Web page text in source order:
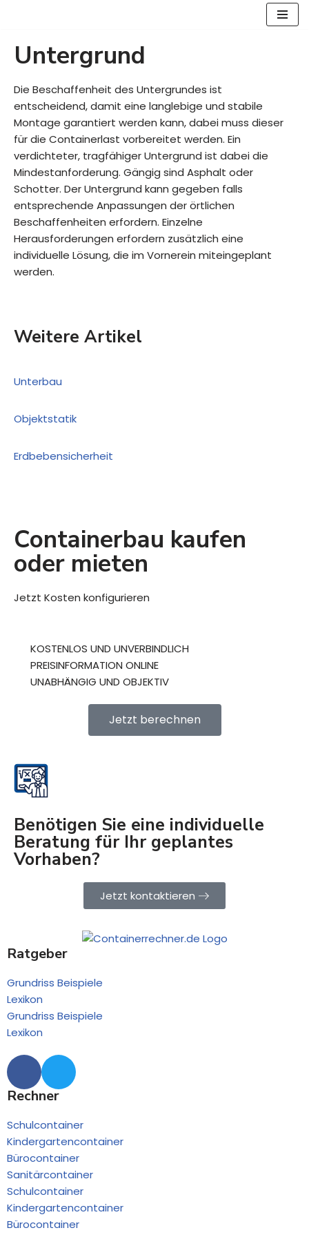
Inhalt
Untergrund
Die Beschaffenheit des Untergrundes ist
entscheidend, damit eine langlebige und stabile
Montage garantiert werden kann, dabei muss dieser
für die Containerlast vorbereitet werden. Ein
verdichteter, tragfähiger Untergrund ist dabei die
Mindestanforderung. Gängig sind Asphalt oder
Schotter. Der Untergrund kann gegeben falls
entsprechende Anpassungen der örtlichen
Beschaffenheiten erfordern. Einzelne
Herausforderungen erfordern zusätzlich eine
individuelle Lösung, die im Vornerein miteingeplant
werden.
Weitere Artikel
Unterbau
Objektstatik
Erdbebensicherheit
Containerbau kaufen
oder mieten
Jetzt Kosten konfigurieren
KOSTENLOS UND UNVERBINDLICH
PREISINFORMATION ONLINE
UNABHÄNGIG UND OBJEKTIV
Jetzt berechnen
Benötigen Sie eine individuelle
Beratung für Ihr geplantes
Vorhaben?
Jetzt kontaktieren
Ratgeber
Grundriss Beispiele
Lexikon
Grundriss Beispiele
Lexikon
Rechner
Schulcontainer
Kindergartencontainer
Bürocontainer
Sanitärcontainer
Schulcontainer
Kindergartencontainer
Bürocontainer